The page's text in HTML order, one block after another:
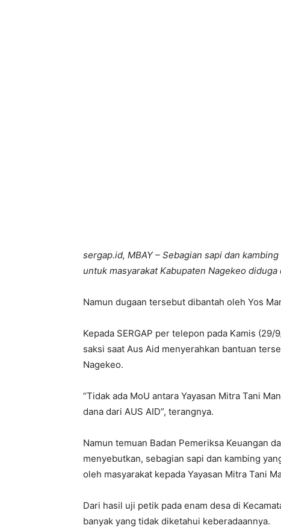
sergap.id, MBAY – Sebagian sapi dan
untuk masyarakat Kabupaten Nagekeo
Namun dugaan tersebut dibantah oleh Yos
Kepada SERGAP per telepon pada Kamis
saksi saat Aus Aid menyerahkan bantuan
Nagekeo.
“Tidak ada MoU antara Yayasan Mitra Tani
dana dari AUS AID”, terangnya.
Namun temuan Badan Pemeriksa Keuangan
menyebutkan, sebagian sapi dan kambing
oleh masyarakat kepada Yayasan Mitra Tani
Dari hasil uji petik pada enam desa di
banyak yang tidak diketahui keberadaannya.